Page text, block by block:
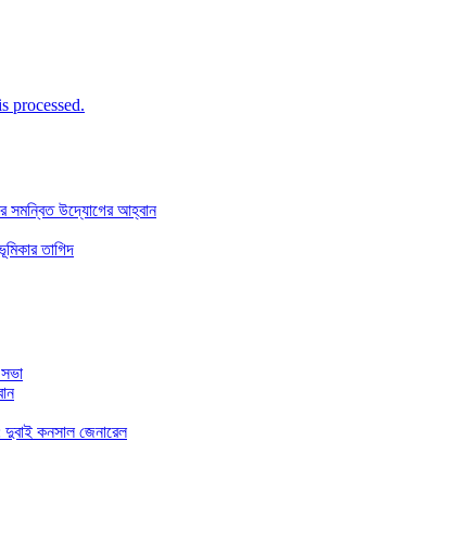
processed.
সমন্বিত উদ্যোগের আহ্বান
তাগিদ
দুবাই কনসাল জেনারেল